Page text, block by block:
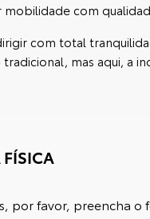
com
com total
mas aqui, a
por favor, preencha